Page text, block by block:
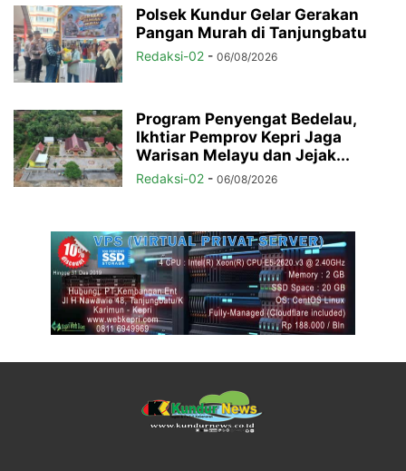
Polsek Kundur Gelar Gerakan
Pangan Murah di Tanjungbatu
Redaksi-02 - 06/08/2026
Program Penyengat Bedelau,
Ikhtiar Pemprov Kepri Jaga
Warisan Melayu dan Jejak...
Redaksi-02 - 06/08/2026